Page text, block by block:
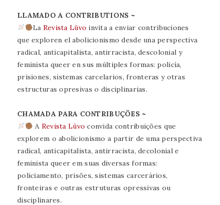
LLAMADO A CONTRIBUTIONS ~
La Revista Lüvo invita a enviar contribuciones
que exploren el abolicionismo desde una perspectiva
radical, anticapitalista, antirracista, descolonial y
feminista queer en sus múltiples formas: policía,
prisiones, sistemas carcelarios, fronteras y otras
estructuras opresivas o disciplinarias.
CHAMADA PARA CONTRIBUÇÕES ~
A Revista Lüvo convida contribuições que
explorem o abolicionismo a partir de uma perspectiva
radical, anticapitalista, antirracista, decolonial e
feminista queer em suas diversas formas:
policiamento, prisões, sistemas carcerários,
fronteiras e outras estruturas opressivas ou
disciplinares.